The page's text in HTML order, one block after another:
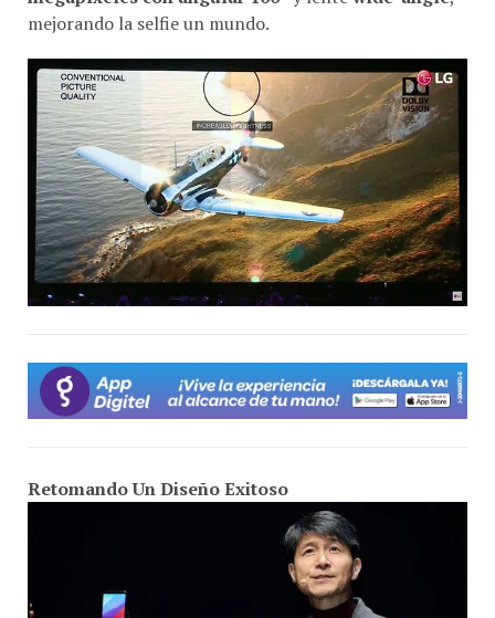
mejorando la selfie un mundo.
Retomando Un Diseño Exitoso